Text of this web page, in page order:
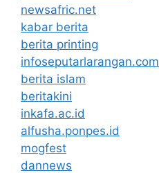
newsafric.net
kabar berita
berita printing
infoseputarlarangan.com
berita islam
beritakini
inkafa.ac.id
alfusha.ponpes.id
mogfest
dannews